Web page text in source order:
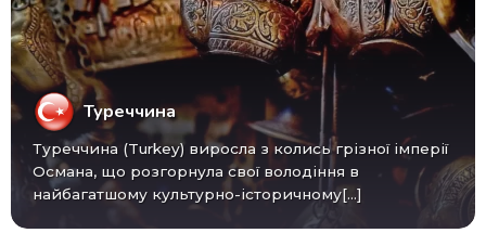
Туреччина
Туреччина (Turkey) виросла з колись грізної імперії
Османа, що розгорнула свої володіння в
найбагатшому культурно-історичному[...]